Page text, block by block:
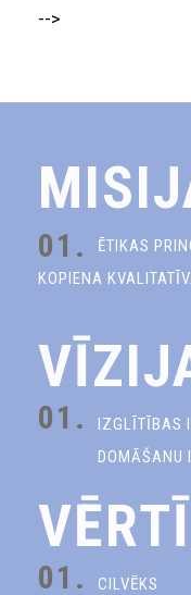
-->
01.
ĒTIKAS
KOPIENA
01.
IZGLĪTĪBAS
DOMĀŠANU
01. CILVĒKS